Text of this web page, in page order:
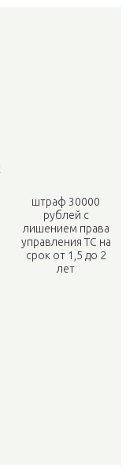
штраф 30000
рублей с
лишением права
управления ТС на
срок от 1,5 до 2
лет